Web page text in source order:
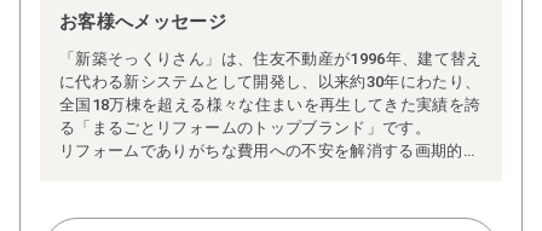
お客様へメッセージ
「新築そっくりさん」は、住友不動産が1996年、建て替え
に代わる新システムとして開発し、以来約30年にわたり、
全国18万棟を超える様々な住まいを再生してきた実績を誇
る「まるごとリフォームのトップブランド」です。
リフォームでありがちな費用への不安を解消する画期的な
ム」、経験豊かなセールスエンジニアによる「一貫担当